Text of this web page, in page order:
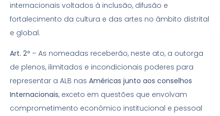
internacionais voltados à inclusão, difusão e
fortalecimento da cultura e das artes no âmbito distrital
e global.
Art. 2º – As nomeadas receberão, neste ato, a outorga
de plenos, ilimitados e incondicionais poderes para
representar a ALB nas Américas junto aos conselhos
Internacionais, exceto em questões que envolvam
comprometimento econômico institucional e pessoal